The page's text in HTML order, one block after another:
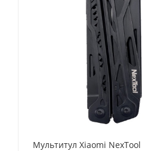
Мультитул Xiaomi NexTool